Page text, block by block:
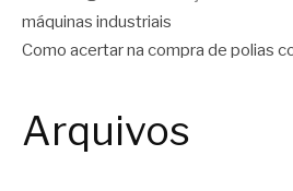
máquinas industriais
Como acertar na compra de polias
Arquivos